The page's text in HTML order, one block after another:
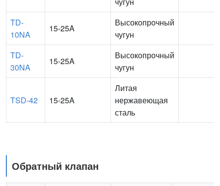
TD-
10NA
15-25A
Высокопрочный
чугун
TD-
30NA
15-25A
Высокопрочный
чугун
TSD-42 15-25A
Литая
нержавеющая
сталь
Обратный клапан